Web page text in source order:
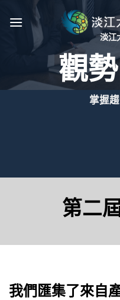
淡江
觀
掌握
第二
我們匯集了來自